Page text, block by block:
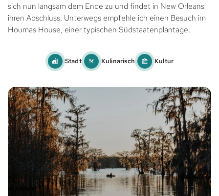
sich nun langsam dem Ende zu und findet in New Orleans
ihren Abschluss. Unterwegs empfehle ich einen Besuch im
Houmas House, einer typischen Südstaatenplantage.
Stadt Kulinarisch Kultur